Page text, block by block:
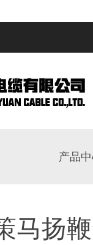
产品
马扬